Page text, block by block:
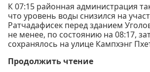
К 07:15 районная администрация
что уровень воды снизился на
Ратчадафисек перед зданием
не менее, по состоянию на 08:17,
сохранялось на улице Кампхэнг
Продолжить чтение